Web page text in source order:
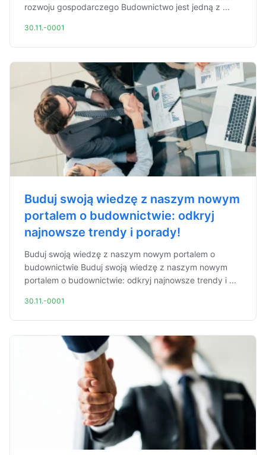
rozwoju gospodarczego Budownictwo jest jedną z ...
30.11.-0001
Buduj swoją wiedzę z naszym nowym
portalem o budownictwie: odkryj
najnowsze trendy i porady!
Buduj swoją wiedzę z naszym nowym portalem o
budownictwie Buduj swoją wiedzę z naszym nowym
portalem o budownictwie: odkryj najnowsze trendy i ...
30.11.-0001